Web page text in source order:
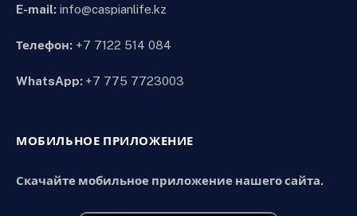
E-mail: info@caspianlife.kz
Телефон: +7 7122 514 084
WhatsApp: +7 775 7723003
МОБИЛЬНОЕ ПРИЛОЖЕНИЕ
Скачайте мобильное приложение нашего сайта.